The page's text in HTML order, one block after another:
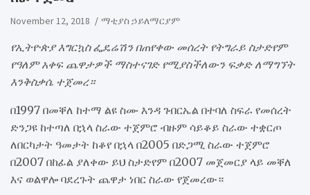
November 12, 2018 ማቲያስ ኃይለማርያም
የኢትዮጵያ እግርኳስ ፌዴሬሽን በጠየቀው መሰረት የትግራይ ስታድየም
የዓለም አቀፍ ጨዋታዎች ማስተናገድ የሚያስችለውን ፍቃድ ለማግኘት
እንቅስቃሴ ተጀመረ።
በ1997 በመቐለ ከተማ ልዩ ስሙ እንዳ ገብርኤል በተባለ ስፍራ የመሰረት
ድንጋዩ ከተጣለ በኋላ ስራው ተጀምሮ ብዙም ሳይቆይ ስራው ተቋርጦ
ለበርካታት ዓመታት ከቆየ በኋላ በ2005 በድጋሚ ስራው ተጀምሮ
በ2007 በከፊል ያለቀው ይህ ስታድየም በ2007 መጀመርያ ላይ መቐለ
እና ወልዋሎ ባደረጉት ጨዋታ ነበር ስራው የጀመረው።